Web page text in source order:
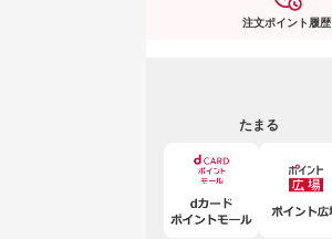
注文ポイント履歴
たまる